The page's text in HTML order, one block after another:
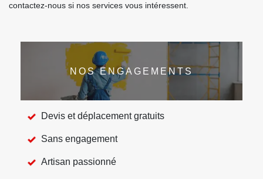
contactez-nous si nos services vous intéressent.
NOS ENGAGEMENTS
Devis et déplacement gratuits
Sans engagement
Artisan passionné